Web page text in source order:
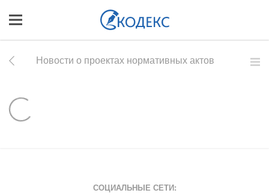
Новости о проектах нормативных актов
СОЦИАЛЬНЫЕ СЕТИ: